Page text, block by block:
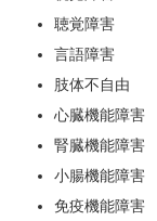
聴覚障害
言語障害
肢体不自由
心臓機能障害
腎臓機能障害
小腸機能障害
免疫機能障害